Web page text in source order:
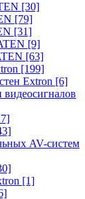
[30]
[79]
[31]
[9]
[63]
[199]
Extron [6]
AV-систем
[1]